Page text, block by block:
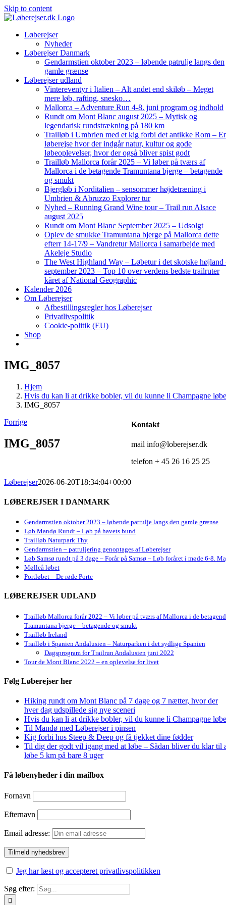
Skip to content
Løberejser
Nyheder
Løberejser Danmark
Gendarmstien oktober 2023 – løbende patrulje langs den
gamle grænse
Løberejser udland
Vintereventyr i Italien – Alt andet end skiløb – Meget
mere løb, rafting, snesko…
Mallorca – Adventure Run 4-8. juni program og indhold
Rundt om Mont Blanc august 2025 – Mytisk og
legendarisk rundstrækning på 180 km
Trailløb i Umbrien med et kig forbi det antikke Rom –
løberejse hvor der indgår natur, kultur og gode
løbeoplevelser, hvor der også bliver spist godt
Trailløb Mallorca forår 2025 – Vi løber på tværs af
Mallorca i de betagende Tramuntana bjerge – betagende
og smukt
Bjergløb i Norditalien – sensommer højdetræning i
Umbrien & Abruzzo Explorer tur
Nyhed – Running Grand Wine tour – Trail run Alsace
august 2025
Rundt om Mont Blanc September 2025 – Udsolgt
Oplev de smukke Tramuntana bjerge på Mallorca dette
efterr 14-17/9 – Vandretur Mallorca i samarbejde med
Akeleje Studio
The West Highland Way – Løbetur i det skotske højland
september 2023 – Top 10 over verdens bedste trailruter
kåret af National Geographic
Kalender 2026
Om Løberejser
Afbestillingsregler hos Løberejser
Privatlivspolitik
Cookie-politik (EU)
Shop
IMG_8057
Hjem
Hvis du kan li at drikke bobler, vil du kunne li Champagne
IMG_8057
Forrige
IMG_8057
Løberejser2026-06-20T18:34:04+00:00
LØBEREJSER I DANMARK
Gendarmstien oktober 2023 – løbende patrulje langs den gamle grænse
Løb Mandø Rundt – Løb på havets bund
Trailløb Naturpark Thy
Gendarmstien – patruljering genoptages af Løberejser
Løb Samsø rundt på 3 dage – Forår på Samsø – Løb foråret i møde 6-8.
Mølleå løbet
Portløbet – De røde Porte
LØBEREJSER UDLAND
Trailløb Mallorca forår 2022 – Vi løber på tværs af Mallorca i de
Tramuntana bjerge – betagende og smukt
Trailløb Ireland
Trailløb i Spanien Andalusien – Naturparken i det sydlige Spanien
Dagsprogram for Trailrun Andalusien juni 2022
Tour de Mont Blanc 2022 – en oplevelse for livet
Følg Løberejser her
Hiking rundt om Mont Blanc på 7 dage og 7 nætter, hvor der
hver dag udspillede sig nye sceneri
Hvis du kan li at drikke bobler, vil du kunne li Champagne
Til Mandø med Løberejser i pinsen
Kig forbi hos Steep & Deep og få tjekket dine fødder
Til dig der godt vil igang med at løbe – Sådan bliver du klar til
løbe 5 km på bare 8 uger
Få løbenyheder i din mailbox
Fornavn
Efternavn
Email adresse:
Jeg har læst og accepteret privatlivspolitikken
Søg efter:
Kontakt
mail info@loberejser.dk
telefon + 45 26 16 25 25